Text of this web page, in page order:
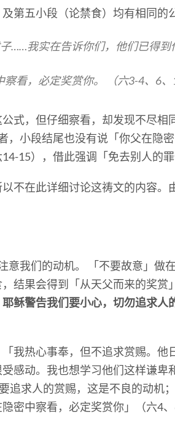
第五小段（论禁食）均有相同的
……我实在告诉你们，他们已得到
看，必定奖赏你。 （六3-4、6、
式，但仔细察看，却发现不尽相
小段结尾也没有说「你父在隐密
15），借此强调「免去别人的罪
不在此详细讨论这祷文的内容。
我们的动机。 「不要故意」做
结果会得到「从天父而来的奖赏
耶稣警告我们要小心，切勿追求人
我热心事奉，但不追求赏赐。他
感动。我也想学习他们这样谦卑
追求人的赏赐，这是不良的动机
密中察看，必定奖赏你」（六4、